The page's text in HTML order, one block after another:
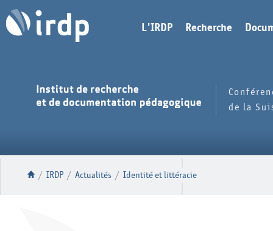
L'IRDP Recherche
de la
/ IRDP / Actualités / Identité et littéracie